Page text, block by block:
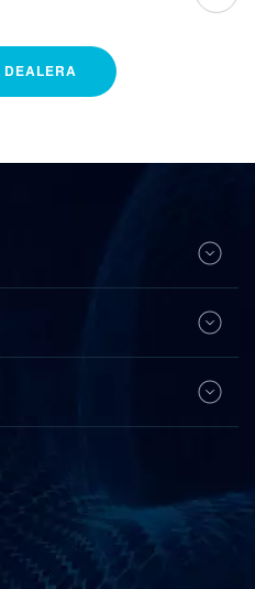
DEALERA